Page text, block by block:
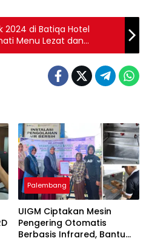
2024 di Batiqa Hotel
Menu Lezat dan
Palembang
UIGM Ciptakan Mesin
Pengering Otomatis
Berbasis Infrared, Bantu